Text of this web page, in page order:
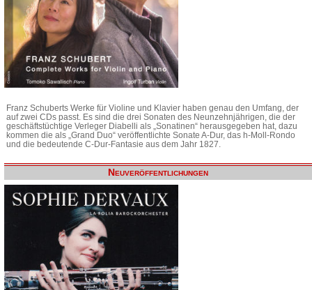
Franz Schuberts Werke für Violine und Klavier haben genau den Umfang, der
auf zwei CDs passt. Es sind die drei Sonaten des Neunzehnjährigen, die der
geschäftstüchtige Verleger Diabelli als „Sonatinen“ herausgegeben hat, dazu
kommen die als „Grand Duo“ veröffentlichte Sonate A-Dur, das h-Moll-Rondo
und die bedeutende C-Dur-Fantasie aus dem Jahr 1827.
Neuveröffentlichungen